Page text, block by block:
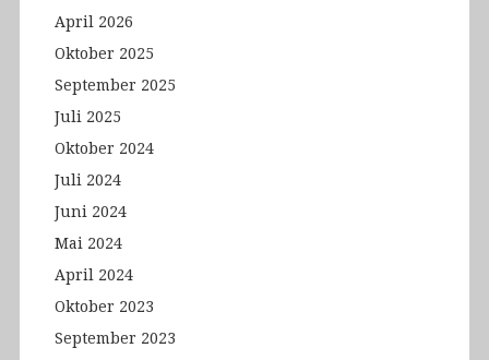
April 2026
Oktober 2025
September 2025
Juli 2025
Oktober 2024
Juli 2024
Juni 2024
Mai 2024
April 2024
Oktober 2023
September 2023